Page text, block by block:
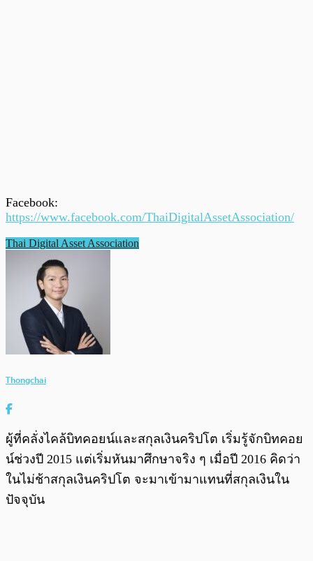
Facebook:
https://www.facebook.com/ThaiDigitalAssetAssociation/
Thai Digital Asset Association
Thongchai
ผู้ที่คลั่งไคล้บิทคอยน์และสกุลเงินคริปโต เริ่มรู้จักบิทคอย
น์ช่วงปี 2015 แต่เริ่มหันมาศึกษาจริง ๆ เมื่อปี 2016 คิดว่า
ในไม่ช้าสกุลเงินคริปโต จะมาเข้ามาแทนที่สกุลเงินใน
ปัจจุบัน